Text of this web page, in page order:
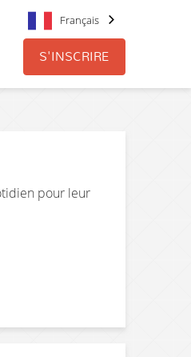
Français
S'INSCRIRE
pour leur